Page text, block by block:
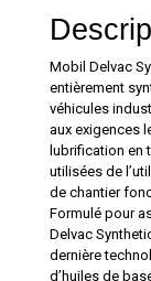
Mobil Delvac
entièrement
véhicules
aux exigences
lubrification en
utilisées de
de chantier
Formulé pour
Delvac
dernière
d’huiles de